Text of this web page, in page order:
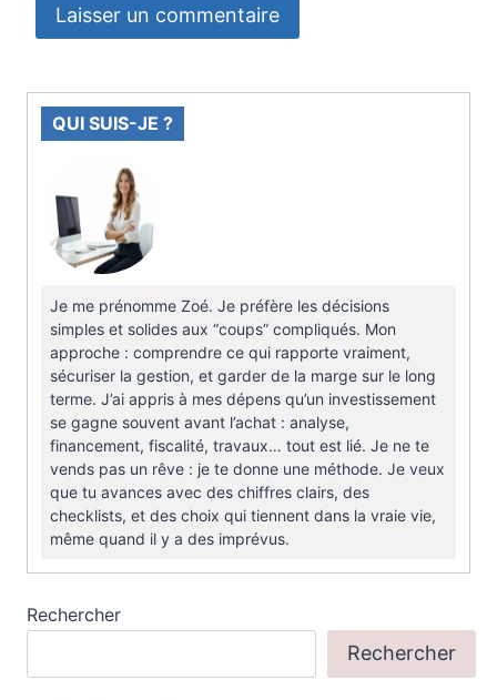
QUI SUIS-JE ?
Je me prénomme Zoé. Je préfère les décisions
simples et solides aux “coups” compliqués. Mon
approche : comprendre ce qui rapporte vraiment,
sécuriser la gestion, et garder de la marge sur le long
terme. J’ai appris à mes dépens qu’un investissement
se gagne souvent avant l’achat : analyse,
financement, fiscalité, travaux… tout est lié. Je ne te
vends pas un rêve : je te donne une méthode. Je veux
que tu avances avec des chiffres clairs, des
checklists, et des choix qui tiennent dans la vraie vie,
même quand il y a des imprévus.
Rechercher
Rechercher